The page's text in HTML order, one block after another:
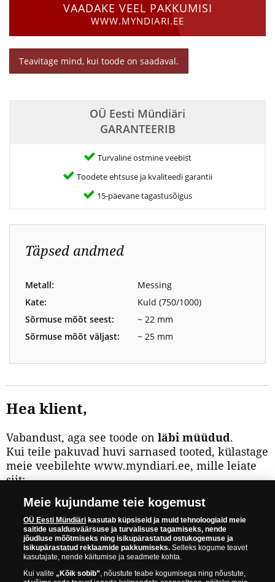
VAADAKE VEEL PAKKUMISI
WWW.MYNDIARI.EE
Teavitage mind, kui toode on saadaval.
OÜ Eesti Mündiäri
GARANTEERIB
Turvaline ostmine veebist
Toodete ehtsuse ja kvaliteedi garantii
15-päevane tagastusõigus
Täpsed andmed
Metall:
Messing
Kate:
Kuld (750/1000)
Sõrmuse mõõt seest:
~ 22 mm
Sõrmuse mõõt väljast:
~ 25 mm
Hea klient,
Vabandust, aga see toode on läbi müüdud.
Kui teile pakuvad huvi sarnased tooted, külastage
meie veebilehte www.myndiari.ee, mille leiate
siit:
VAADAKE VEEL PAKKUMISI
WWW.MYNDIARI.EE
Teavitage mind, kui toode on saadaval.
Meie kujundame teie kogemust
OÜ Eesti Mündiäri kasutab küpsiseid ja muid tehnoloogiaid meie
saitide usaldusväärsuse ja turvalisuse tagamiseks, nende
jõudluse mõõtmiseks ning isikupärastatud ostukogemuse ja
isikupärastatud reklaamide pakkumiseks. Selleks kogume teavet
kasutajate, nende käitumise ja seadmete kohta.
Kui valite „Kõik sobib”, nõustute teabe kogumisega ning nõustute,